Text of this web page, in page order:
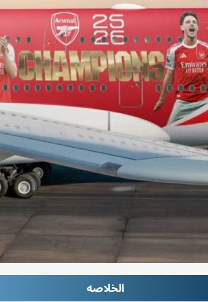
الخلاصه